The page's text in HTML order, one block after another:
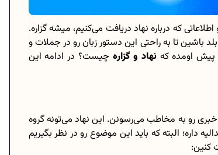
دانلود رایگان کتاب‌های دوازدهم...
اعداد صحیح، طبیعی و گویا چه اعدادی...
که درباره نهاد دریافت می‌کنیم، میشه گزاره.
باشین تا به راحتی این دستور زبان رو در جملات و
پیش اومده کهنهاد و گزارهچیست؟ در ادامه این
خبری رو به مخاطب می‌رسونن. این نهاد می‌تونه گروه
البته که باید این موضوع رو در نظر بگیریم
کنین: